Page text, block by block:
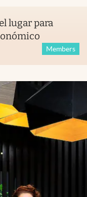
lugar para
Members